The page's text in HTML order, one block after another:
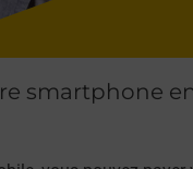
smartphone